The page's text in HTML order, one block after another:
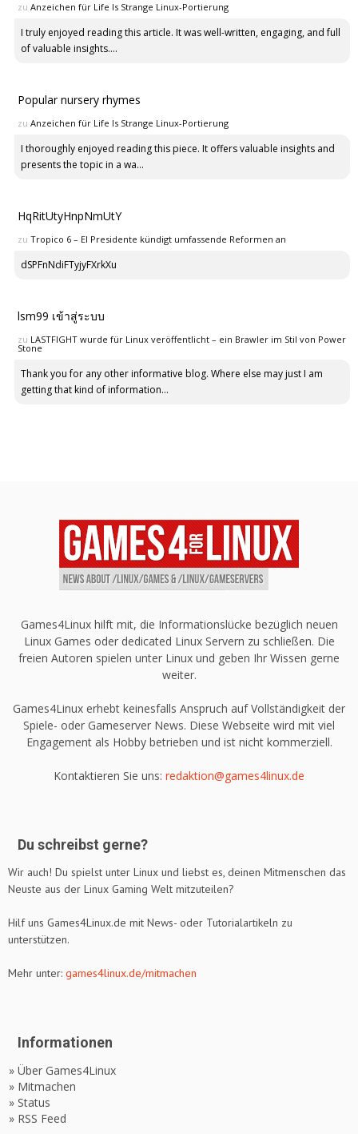
zu Anzeichen für Life Is Strange Linux-Portierung
I truly enjoyed reading this article. It was well-written, engaging, and full
of valuable insights....
Popular nursery rhymes
zu Anzeichen für Life Is Strange Linux-Portierung
I thoroughly enjoyed reading this piece. It offers valuable insights and
presents the topic in a wa...
HqRitUtyHnpNmUtY
zu Tropico 6 – El Presidente kündigt umfassende Reformen an
dSPFnNdiFTyjyFXrkXu
lsm99 เข้าสู่ระบบ
zu LASTFIGHT wurde für Linux veröffentlicht – ein Brawler im Stil von Power
Stone
Thank you for any other informative blog. Where else may just I am
getting that kind of information...
Games4Linux hilft mit, die Informationslücke bezüglich neuen
Linux Games oder dedicated Linux Servern zu schließen. Die
freien Autoren spielen unter Linux und geben Ihr Wissen gerne
weiter.
Games4Linux erhebt keinesfalls Anspruch auf Vollständigkeit der
Spiele- oder Gameserver News. Diese Webseite wird mit viel
Engagement als Hobby betrieben und ist nicht kommerziell.
Kontaktieren Sie uns: redaktion@games4linux.de
Du schreibst gerne?
Wir auch! Du spielst unter Linux und liebst es, deinen Mitmenschen das
Neuste aus der Linux Gaming Welt mitzuteilen?
Hilf uns Games4Linux.de mit News- oder Tutorialartikeln zu
unterstützen.
Mehr unter: games4linux.de/mitmachen
Informationen
» Über Games4Linux
» Mitmachen
» Status
» RSS Feed